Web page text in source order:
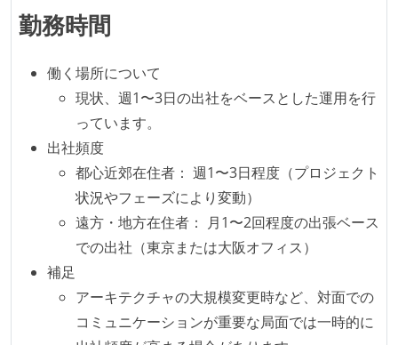
ながら、納期または盛り込む機能を柔軟に調整する形
コード品質向上のための取り組み
本番にデプロイされるコードには、全てコードレビュ
ーまたはペアプログラミングを実施している
「リファクタリングは随時行われるべき」という価値
観をメンバー全員が共有しており、日常的に実施して
いる
テストの実施度
機能の実装と同時にテストコードを記述している
アジャイル実践状況
勤務時間
働く場所について
現状、週1〜3日の出社をベースとした運用を行
っています。
出社頻度
都心近郊在住者： 週1〜3日程度（プロジェクト
状況やフェーズにより変動）
遠方・地方在住者： 月1〜2回程度の出張ベース
での出社（東京または大阪オフィス）
補足
アーキテクチャの大規模変更時など、対面での
コミュニケーションが重要な局面では一時的に